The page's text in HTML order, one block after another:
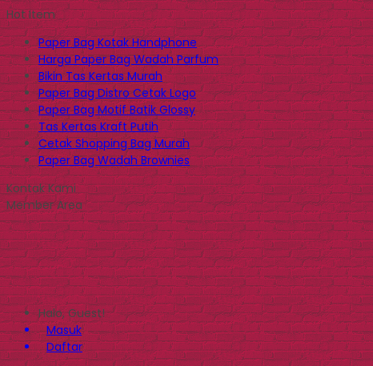
Hot Item
Paper Bag Kotak Handphone
Harga Paper Bag Wadah Parfum
Bikin Tas Kertas Murah
Paper Bag Distro Cetak Logo
Paper Bag Motif Batik Glossy
Tas Kertas Kraft Putih
Cetak Shopping Bag Murah
Paper Bag Wadah Brownies
Kontak Kami
Member Area
Halo, Guest!
Masuk
Daftar